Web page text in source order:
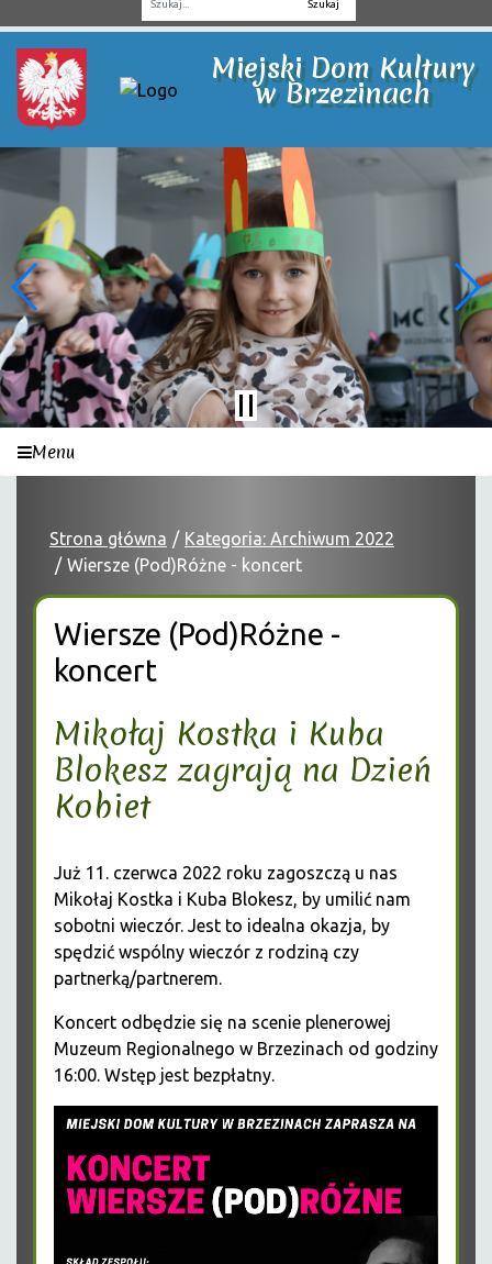
Miejski Dom Kultury
w Brzezinach
Menu
Strona główna
Kategoria: Archiwum 2022
Wiersze (Pod)Różne - koncert
Wiersze (Pod)Różne -
koncert
Mikołaj Kostka i Kuba
Blokesz zagrają na Dzień
Kobiet
Już 11. czerwca 2022 roku zagoszczą u nas
Mikołaj Kostka i Kuba Blokesz, by umilić nam
sobotni wieczór. Jest to idealna okazja, by
spędzić wspólny wieczór z rodziną czy
partnerką/partnerem.
Koncert odbędzie się na scenie plenerowej
Muzeum Regionalnego w Brzezinach od godziny
16:00. Wstęp jest bezpłatny.